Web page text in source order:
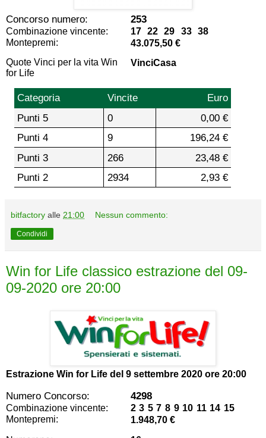
Concorso numero: 253
Combinazione vincente:
17 22 29 33 38
Montepremi:
43.075,50 €
Quote Vinci per la vita Win
for Life
VinciCasa
Categoria Vincite
Euro
Punti 5
0
0,00 €
Punti 4
9
196,24 €
Punti 3
266
23,48 €
Punti 2
2934 2,93 €
bitfactory alle 21:00 Nessun commento:
Condividi
Win for Life classico estrazione del 09-
09-2020 ore 20:00
Estrazione Win for Life del 9 settembre 2020 ore 20:00
Numero Concorso: 4298
Combinazione vincente:
2 3 5 7 8 9 10 11 14 15
Montepremi:
1.948,70 €